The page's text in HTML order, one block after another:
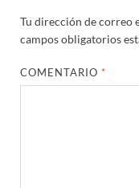
Tu dirección de correo
campos obligatorios
COMENTARIO *